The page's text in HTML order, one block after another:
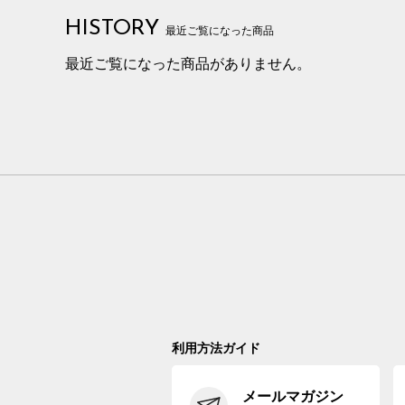
HISTORY 最近ご覧になった商品
最近ご覧になった商品がありません。
利用方法ガイド
メールマガジン